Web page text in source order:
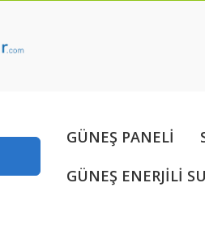
GÜNEŞ PANELİ
GÜNEŞ ENERJİLİ